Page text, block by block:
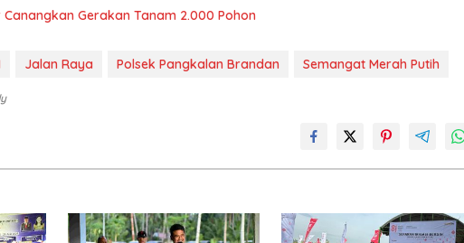
Canangkan Gerakan Tanam 2.000 Pohon
Jalan Raya Polsek Pangkalan Brandan Semangat Merah Putih